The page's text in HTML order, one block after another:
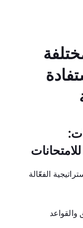
الفعّالة
النطق والقواعد